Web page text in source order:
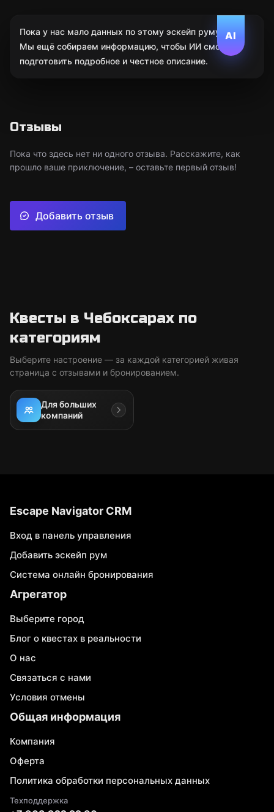
AI
Пока у нас мало данных по этому эскейп руму.
Мы ещё собираем информацию, чтобы ИИ смог
подготовить подробное и честное описание.
Отзывы
Пока что здесь нет ни одного отзыва. Расскажите, как
прошло ваше приключение, – оставьте первый отзыв!
Добавить отзыв
Квесты в Чебоксарах по
категориям
Выберите настроение — за каждой категорией живая
страница с отзывами и бронированием.
Для больших
компаний
Escape Navigator CRM
Вход в панель управления
Добавить эскейп рум
Система онлайн бронирования
Агрегатор
Выберите город
Блог о квестах в реальности
О нас
Связаться с нами
Условия отмены
Общая информация
Компания
Оферта
Политика обработки персональных данных
Техподдержка